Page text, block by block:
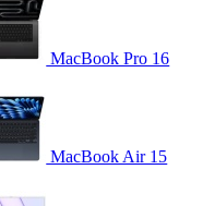
MacBook Pro 16
MacBook Air 15